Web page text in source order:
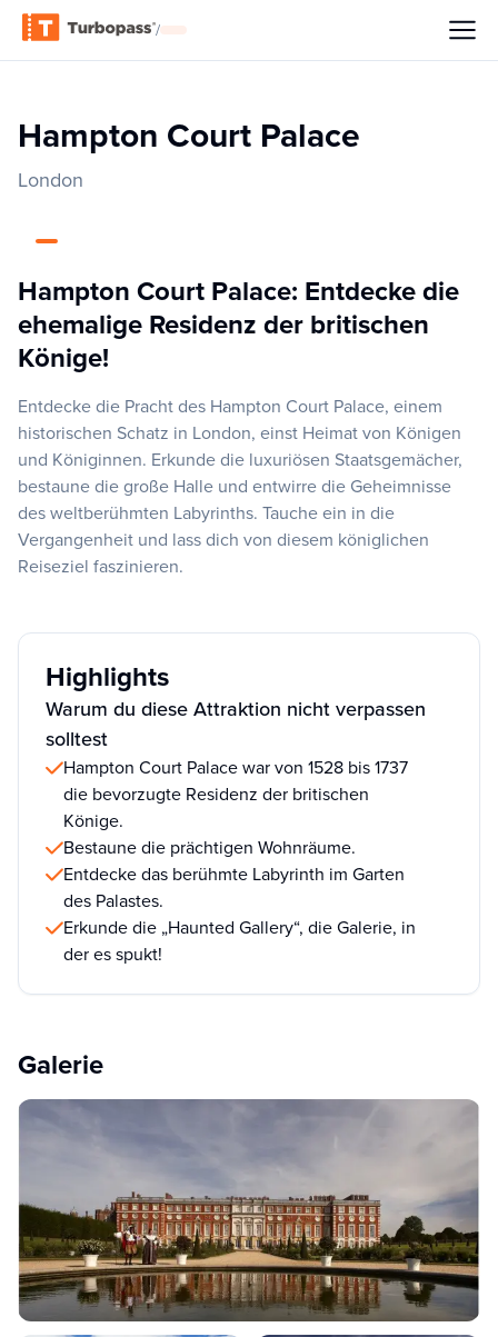
/
Hampton Court Palace
London
Hampton Court Palace: Entdecke die
ehemalige Residenz der britischen
Könige!
Entdecke die Pracht des Hampton Court Palace, einem
historischen Schatz in London, einst Heimat von Königen
und Königinnen. Erkunde die luxuriösen Staatsgemächer,
bestaune die große Halle und entwirre die Geheimnisse
des weltberühmten Labyrinths. Tauche ein in die
Vergangenheit und lass dich von diesem königlichen
Reiseziel faszinieren.
Highlights
Warum du diese Attraktion nicht verpassen
solltest
Hampton Court Palace war von 1528 bis 1737
die bevorzugte Residenz der britischen
Könige.
Bestaune die prächtigen Wohnräume.
Entdecke das berühmte Labyrinth im Garten
des Palastes.
Erkunde die „Haunted Gallery“, die Galerie, in
der es spukt!
Galerie